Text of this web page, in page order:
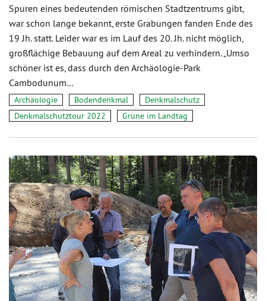
Spuren eines bedeutenden römischen Stadtzentrums gibt,
war schon lange bekannt, erste Grabungen fanden Ende des
19 Jh. statt. Leider war es im Lauf des 20. Jh. nicht möglich,
großflächige Bebauung auf dem Areal zu verhindern. „Umso
schöner ist es, dass durch den Archäologie-Park
Cambodunum…
Archäologie Bodendenkmal
Denkmalschutz
Denkmalschutztour 2022
Grüne im Landtag